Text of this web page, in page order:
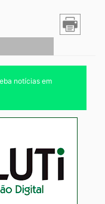
notícias em